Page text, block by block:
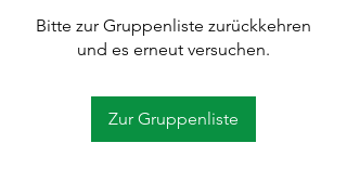
Bitte zur Gruppenliste zurückkehren
und es erneut versuchen.
Zur Gruppenliste